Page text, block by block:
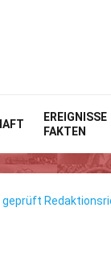
EREIGNISSE
FAKTEN
Fakten
Nola
geprüft